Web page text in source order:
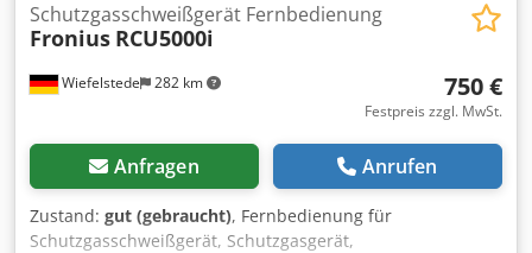
Wiefelstede 282 km
Schutzgasschweißgerät Fernbedienung
Fronius RCU5000i
750 €
Festpreis zzgl. MwSt.
Anfragen Anrufen
Zustand: gut (gebraucht), Fernbedienung für
Schutzgasschweißgerät, Schutzgasgerät,